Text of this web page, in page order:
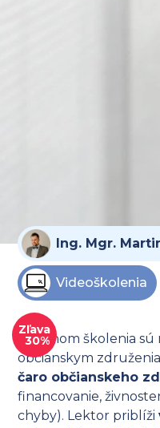
Ing. Mgr.
Videoškolenia
Zľava
30%
Obsahom školenia
občianskym
čaro občianskeho
financovanie,
chyby). Lektor priblíži